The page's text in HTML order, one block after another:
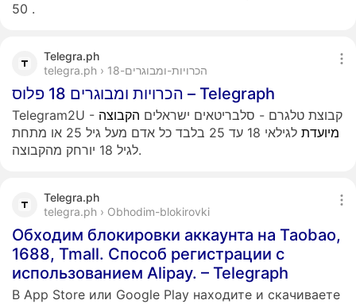
50 .
Telegra.ph
telegra.ph › הכרויות-ומבוגרים-18
הכרויות ומבוגרים 18 פלוס – Telegraph
Telegram2U - קבוצת טלגרם - סלבריטאים ישראלים הקבוצה
מיועדת
לגילאי 18 עד 25 בלבד כל אדם מעל גיל 25 או מתחת
לגיל 18 יורחק מהקבוצה.
Telegra.ph
telegra.ph › Obhodim-blokirovki
Обходим блокировки аккаунта на Taobao,
1688, Tmall. Способ регистрации с
использованием Alipay. – Telegraph
В App Store или Google Play находите и скачиваете